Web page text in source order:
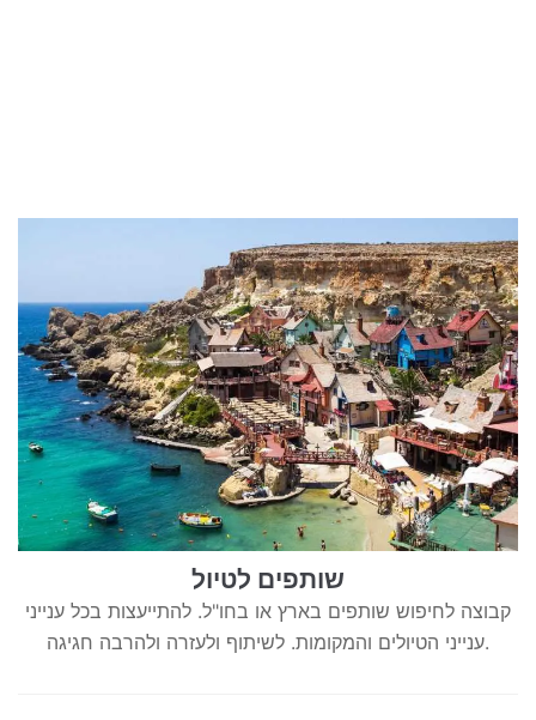
שותפים לטיול
קבוצה לחיפוש שותפים בארץ או בחו"ל. להתייעצות בכל ענייני
ענייני הטיולים והמקומות. לשיתוף ולעזרה ולהרבה חגיגה.